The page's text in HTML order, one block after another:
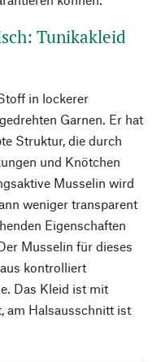
Tunikakleid
in lockerer
Garnen. Er hat
Struktur, die durch
und Knötchen
Musselin wird
weniger transparent
Eigenschaften
Musselin für dieses
kontrolliert
Das Kleid ist mit
am Halsausschnitt ist